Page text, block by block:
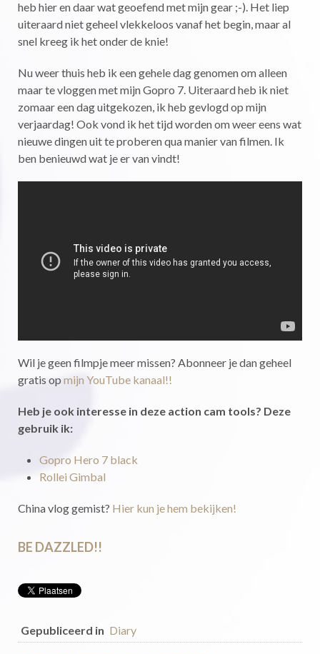
heb hier en daar wat geoefend met mijn gear ;-). Het liep
uiteraard niet geheel vlekkeloos vanaf het begin, maar al
snel kreeg ik het onder de knie!
Nu weer thuis heb ik een gehele dag genomen om alleen
maar te vloggen met mijn Gopro 7. Uiteraard heb ik niet
zomaar een dag uitgekozen, ik heb gevlogd op mijn
verjaardag! Ook vond ik het tijd worden om weer eens wat
nieuwe dingen uit te proberen qua manier van filmen. Ik
ben benieuwd wat je er van vindt!
Wil je geen filmpje meer missen? Abonneer je dan geheel
gratis opmijn YouTube kanaal!!
Heb je ook interesse in deze action cam tools? Deze
gebruik ik:
Gopro Hero 7 black
Rollei Gimbal
China vlog gemist? Hier kun je hem bekijken!
BE DAZZLED!!
Gepubliceerd in Diary